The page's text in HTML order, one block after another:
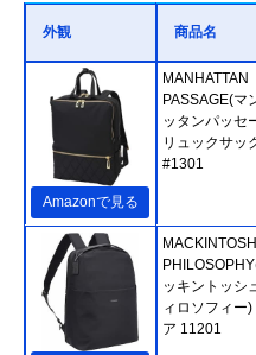
外観 商品名
Amazonで見る
MANHATTAN
PASSAGE(マ
ッタンパッセ
リュックサッ
#1301
MACKINTOSH
ッキントッシ
ィロソフィー)
ア 11201